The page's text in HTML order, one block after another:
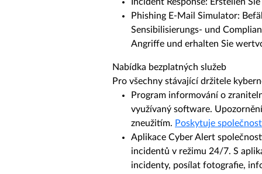
Phishing E-Mail Simulator:
Sensibilisierungs- und
Angriffe und erhalten Sie
Nabídka bezplatných služeb
Pro všechny stávající držitele
Program informování o
využívaný software.
zneužitím. Poskytuje
Aplikace Cyber Alert
incidentů v režimu 24/7. S
incidenty, posílat fotografie,